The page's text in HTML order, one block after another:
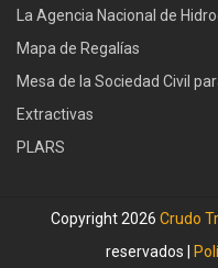
La Agencia Nacional de
Mapa de Regalías
Mesa de la Sociedad Civil
Extractivas
PLARS
Copyright 2026 Crudo
reservados |